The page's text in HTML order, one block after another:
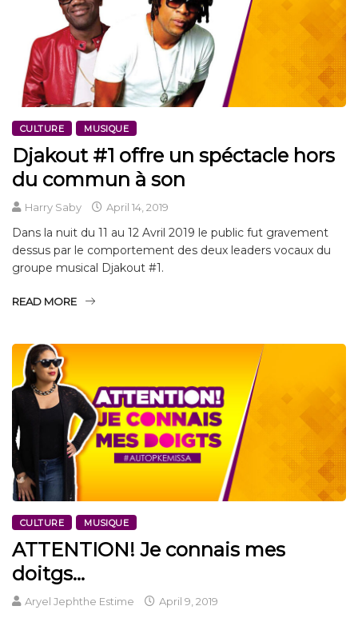
CULTURE MUSIQUE
Djakout #1 offre un spéctacle hors
du commun à son
Harry Saby April 14, 2019
Dans la nuit du 11 au 12 Avril 2019 le public fut gravement
dessus par le comportement des deux leaders vocaux du
groupe musical Djakout #1.
READ MORE
CULTURE MUSIQUE
ATTENTION! Je connais mes
doitgs…
Aryel Jephthe Estime April 9, 2019